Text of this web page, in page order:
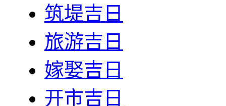
筑堤吉日
旅游吉日
嫁娶吉日
开市吉日